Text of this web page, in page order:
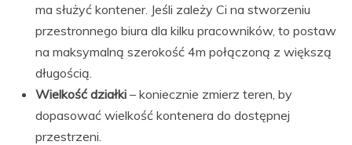
ma służyć kontener. Jeśli zależy Ci na stworzeniu
przestronnego biura dla kilku pracowników, to postaw
na maksymalną szerokość 4m połączoną z większą
długością.
Wielkość działki – koniecznie zmierz teren, by
dopasować wielkość kontenera do dostępnej
przestrzeni.